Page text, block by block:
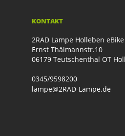
KONTAKT
2RAD Lampe Holleben
Ernst Thälmannstr.10
06179 Teutschenthal OT
0345/9598200
lampe@2RAD-Lampe.de